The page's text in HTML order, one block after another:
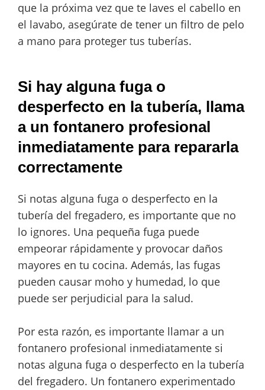
que la próxima vez que te laves el cabello en
el lavabo, asegúrate de tener un filtro de pelo
a mano para proteger tus tuberías.
Si hay alguna fuga o
desperfecto en la tubería, llama
a un fontanero profesional
inmediatamente para repararla
correctamente
Si notas alguna fuga o desperfecto en la
tubería del fregadero, es importante que no
lo ignores. Una pequeña fuga puede
empeorar rápidamente y provocar daños
mayores en tu cocina. Además, las fugas
pueden causar moho y humedad, lo que
puede ser perjudicial para la salud.
Por esta razón, es importante llamar a un
fontanero profesional inmediatamente si
notas alguna fuga o desperfecto en la tubería
del fregadero. Un fontanero experimentado